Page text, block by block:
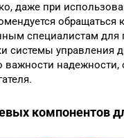
даже при
обращаться к
специалистам для
системы управления
важности надежности,
компонентов